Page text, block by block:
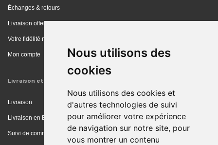
Nous utilisons des
cookies
Nous utilisons des cookies et
d'autres technologies de suivi
pour améliorer votre expérience
de navigation sur notre site, pour
vous montrer un contenu
Échanges & retours
Livraison offerte en magasin
Votre fidélité récompensée
Mon compte
Livraison et achat
Livraison
Livraison en Europe
Suivi de commande